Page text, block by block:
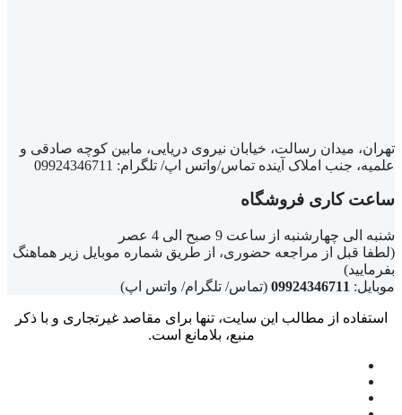
تهران، میدان رسالت، خیابان نیروی دریایی، مابین کوچه صادقی و
علمیه، جنب املاک آینده تماس/واتس اپ/ تلگرام: 09924346711
ساعت کاری فروشگاه
شنبه الی چهارشنبه از ساعت 9 صبح الی 4 عصر
(لطفا قبل از مراجعه حضوری، از طریق شماره موبایل زیر هماهنگ
بفرمایید)
موبایل: 09924346711 (تماس/ تلگرام/ واتس اپ)
استفاده از مطالب این سایت، تنها برای مقاصد غیرتجاری و با ذکر
منبع، بلامانع است.